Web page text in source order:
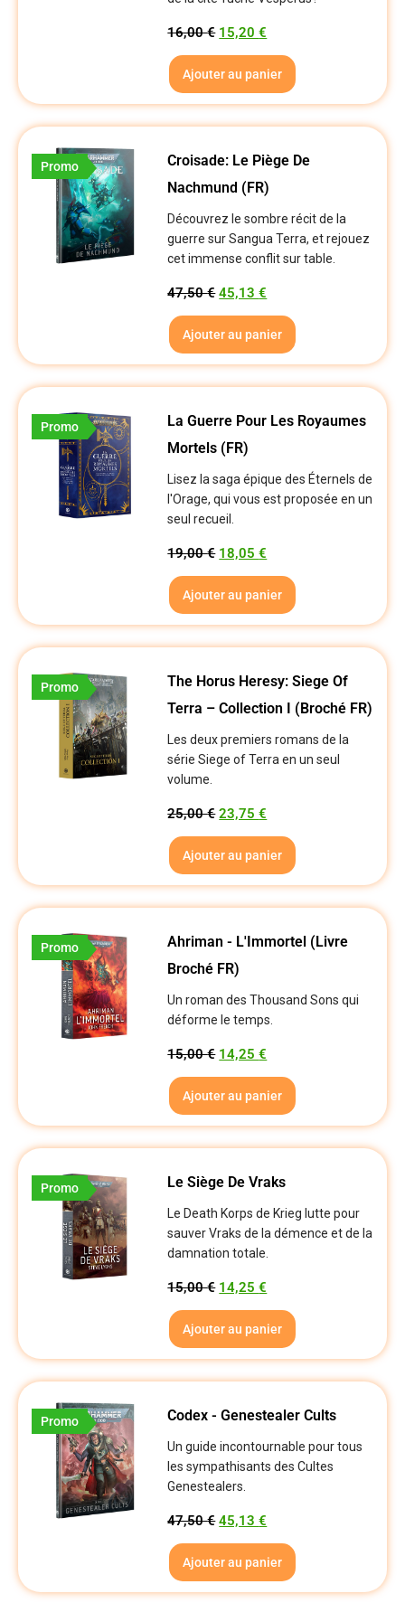
16,00€ 15,20€
Ajouter au panier
Promo
Croisade: Le Piège De
Nachmund (FR)
Découvrez le sombre récit de la
guerre sur Sangua Terra, et rejouez
cet immense conflit sur table.
47,50€ 45,13€
Ajouter au panier
Promo
La Guerre Pour Les Royaumes
Mortels (FR)
Lisez la saga épique des Éternels de
l'Orage, qui vous est proposée en un
seul recueil.
19,00€ 18,05€
Ajouter au panier
Promo
The Horus Heresy: Siege Of
Terra – Collection I (Broché FR)
Les deux premiers romans de la
série Siege of Terra en un seul
volume.
25,00€ 23,75€
Ajouter au panier
Promo
Ahriman - L'Immortel (Livre
Broché FR)
Un roman des Thousand Sons qui
déforme le temps.
15,00€ 14,25€
Ajouter au panier
Promo Le Siège De Vraks
Le Death Korps de Krieg lutte pour
sauver Vraks de la démence et de la
damnation totale.
15,00€ 14,25€
Ajouter au panier
Promo Codex - Genestealer Cults
Un guide incontournable pour tous
les sympathisants des Cultes
Genestealers.
47,50€ 45,13€
Ajouter au panier